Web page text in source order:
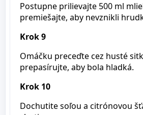
Postupne prilievajte 500 ml
premiešajte, aby nevznikli
Krok 9
Omáčku preceďte cez husté
prepasírujte, aby bola hladká.
Krok 10
Dochutite soľou a citrónovou